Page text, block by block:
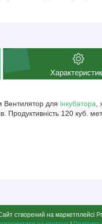
Вентилятор для інкубатора
Продуктивність 120 куб.
створений на маркетплейсі